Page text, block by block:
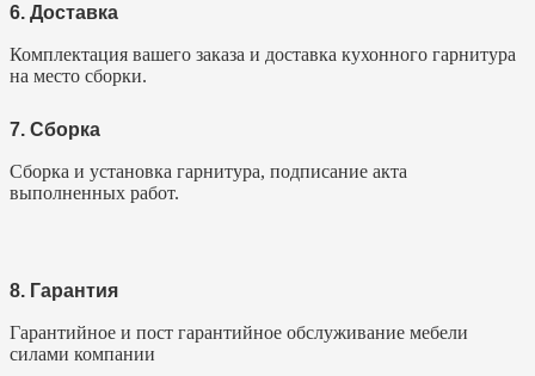
6. Доставка
Комплектация вашего заказа и доставка кухонного гарнитура
на место сборки.
7. Сборка
Сборка и установка гарнитура, подписание акта
выполненных работ.
8. Гарантия
Гарантийное и пост гарантийное обслуживание мебели
силами компании